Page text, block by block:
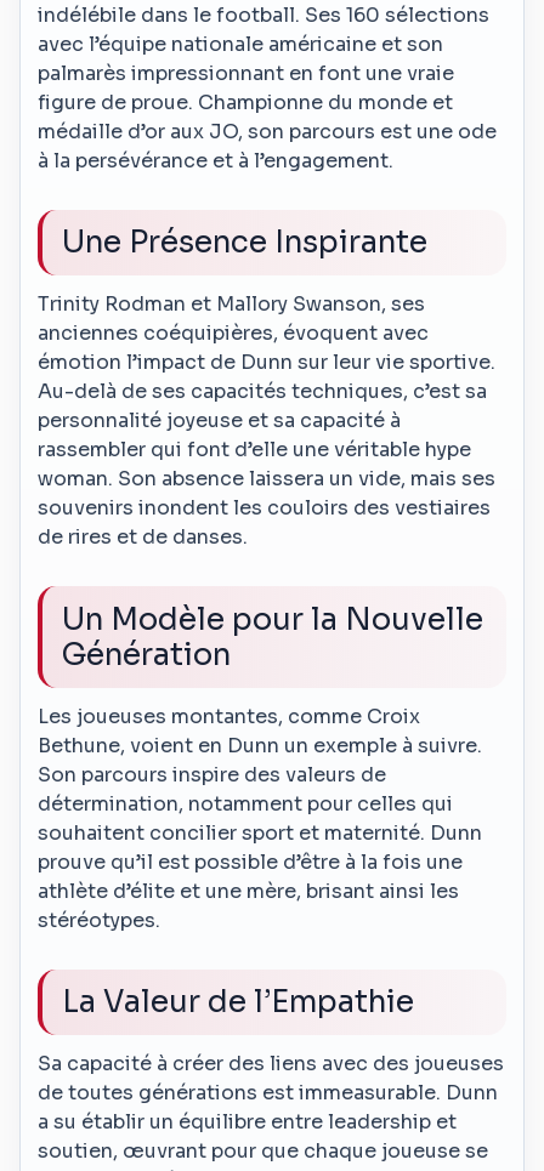
indélébile dans le football. Ses 160 sélections
avec l’équipe nationale américaine et son
palmarès impressionnant en font une vraie
figure de proue. Championne du monde et
médaille d’or aux JO, son parcours est une ode
à la persévérance et à l’engagement.
Une Présence Inspirante
Trinity Rodman et Mallory Swanson, ses
anciennes coéquipières, évoquent avec
émotion l’impact de Dunn sur leur vie sportive.
Au-delà de ses capacités techniques, c’est sa
personnalité joyeuse et sa capacité à
rassembler qui font d’elle une véritable hype
woman. Son absence laissera un vide, mais ses
souvenirs inondent les couloirs des vestiaires
de rires et de danses.
Un Modèle pour la Nouvelle
Génération
Les joueuses montantes, comme Croix
Bethune, voient en Dunn un exemple à suivre.
Son parcours inspire des valeurs de
détermination, notamment pour celles qui
souhaitent concilier sport et maternité. Dunn
prouve qu’il est possible d’être à la fois une
athlète d’élite et une mère, brisant ainsi les
stéréotypes.
La Valeur de l’Empathie
Sa capacité à créer des liens avec des joueuses
de toutes générations est immeasurable. Dunn
a su établir un équilibre entre leadership et
soutien, œuvrant pour que chaque joueuse se